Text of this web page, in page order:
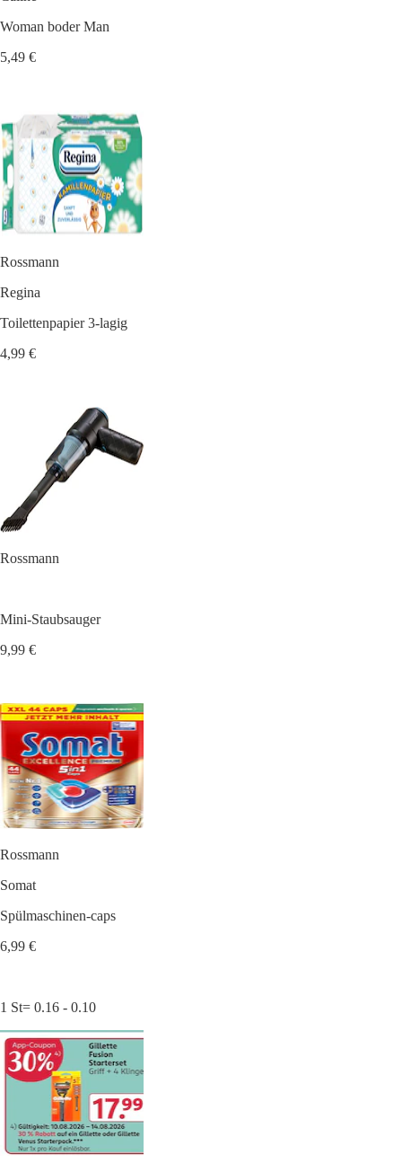
Woman boder Man
5,49 €
Rossmann
Regina
Toilettenpapier 3-lagig
4,99 €
Rossmann
Mini-Staubsauger
9,99 €
Rossmann
Somat
Spülmaschinen-caps
6,99 €
1 St= 0.16 - 0.10